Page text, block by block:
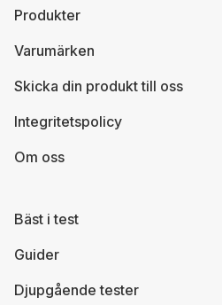
Bäst i test
Guider
Djupgående tester
Produkter
Varumärken
Skicka din produkt till oss
Integritetspolicy
Om oss